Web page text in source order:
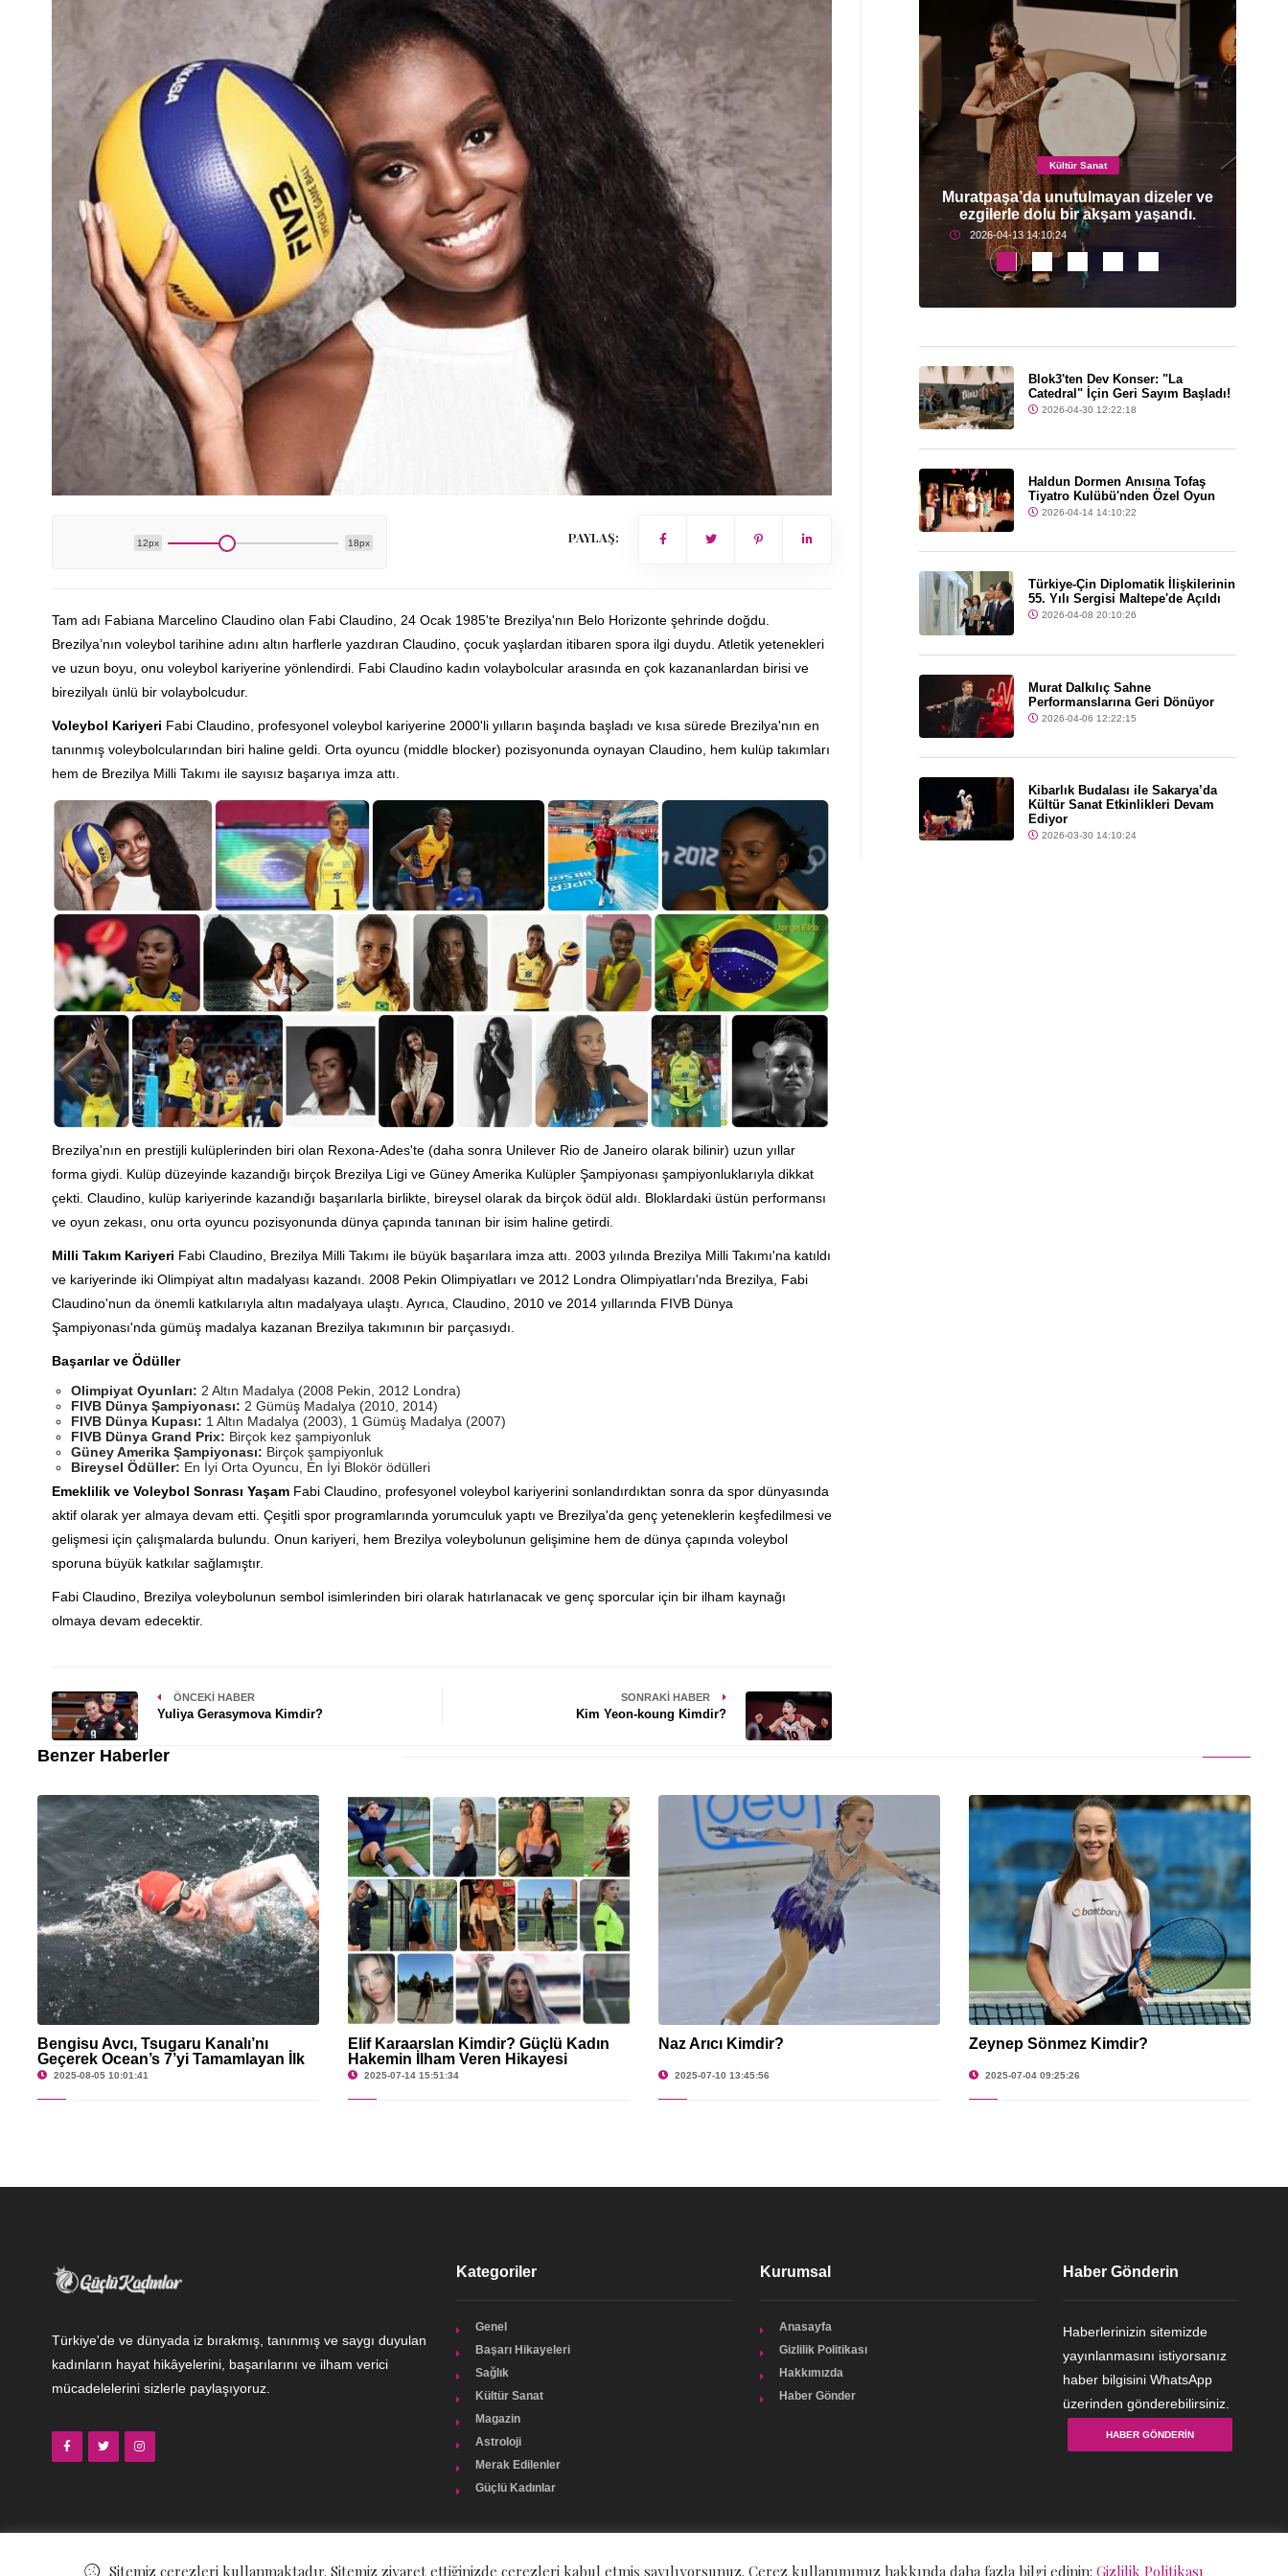
12px 18px PAYLAŞ:
Tam adı Fabiana Marcelino Claudino olan Fabi Claudino, 24 Ocak 1985'te Brezilya'nın Belo Horizonte şehrinde doğdu.
Brezilya’nın voleybol tarihine adını altın harflerle yazdıran Claudino, çocuk yaşlardan itibaren spora ilgi duydu. Atletik yetenekleri
ve uzun boyu, onu voleybol kariyerine yönlendirdi. Fabi Claudino kadın volaybolcular arasında en çok kazananlardan birisi ve
birezilyalı ünlü bir volaybolcudur.
Voleybol Kariyeri Fabi Claudino, profesyonel voleybol kariyerine 2000'li yılların başında başladı ve kısa sürede Brezilya'nın en
tanınmış voleybolcularından biri haline geldi. Orta oyuncu (middle blocker) pozisyonunda oynayan Claudino, hem kulüp takımları
hem de Brezilya Milli Takımı ile sayısız başarıya imza attı.
Brezilya'nın en prestijli kulüplerinden biri olan Rexona-Ades'te (daha sonra Unilever Rio de Janeiro olarak bilinir) uzun yıllar
forma giydi. Kulüp düzeyinde kazandığı birçok Brezilya Ligi ve Güney Amerika Kulüpler Şampiyonası şampiyonluklarıyla dikkat
çekti. Claudino, kulüp kariyerinde kazandığı başarılarla birlikte, bireysel olarak da birçok ödül aldı. Bloklardaki üstün performansı
ve oyun zekası, onu orta oyuncu pozisyonunda dünya çapında tanınan bir isim haline getirdi.
Milli Takım Kariyeri Fabi Claudino, Brezilya Milli Takımı ile büyük başarılara imza attı. 2003 yılında Brezilya Milli Takımı'na katıldı
ve kariyerinde iki Olimpiyat altın madalyası kazandı. 2008 Pekin Olimpiyatları ve 2012 Londra Olimpiyatları'nda Brezilya, Fabi
Claudino'nun da önemli katkılarıyla altın madalyaya ulaştı. Ayrıca, Claudino, 2010 ve 2014 yıllarında FIVB Dünya
Şampiyonası'nda gümüş madalya kazanan Brezilya takımının bir parçasıydı.
Başarılar ve Ödüller
Olimpiyat Oyunları: 2 Altın Madalya (2008 Pekin, 2012 Londra)
FIVB Dünya Şampiyonası: 2 Gümüş Madalya (2010, 2014)
FIVB Dünya Kupası: 1 Altın Madalya (2003), 1 Gümüş Madalya (2007)
FIVB Dünya Grand Prix: Birçok kez şampiyonluk
Güney Amerika Şampiyonası: Birçok şampiyonluk
Bireysel Ödüller: En İyi Orta Oyuncu, En İyi Blokör ödülleri
Emeklilik ve Voleybol Sonrası YaşamFabi Claudino, profesyonel voleybol kariyerini sonlandırdıktan sonra da spor dünyasında
aktif olarak yer almaya devam etti. Çeşitli spor programlarında yorumculuk yaptı ve Brezilya'da genç yeteneklerin keşfedilmesi ve
gelişmesi için çalışmalarda bulundu. Onun kariyeri, hem Brezilya voleybolunun gelişimine hem de dünya çapında voleybol
sporuna büyük katkılar sağlamıştır.
Fabi Claudino, Brezilya voleybolunun sembol isimlerinden biri olarak hatırlanacak ve genç sporcular için bir ilham kaynağı
olmaya devam edecektir.
ÖNCEKI HABER
Yuliya Gerasymova Kimdir?
SONRAKI HABER
Kim Yeon-koung Kimdir?
Kültür Sanat
Ramazan Kültür Sanat Takvimi
Söyleşisiyle Devam Ediyor
2026-03-09 14:10:20
Kültür Sanat
Muratpaşa’da unutulmayan dizeler ve
ezgilerle dolu bir akşam yaşandı.
2026-04-13 14:10:24
Blok3'ten Dev Konser: "La
Catedral" İçin Geri Sayım Başladı!
2026-04-30 12:22:18
Haldun Dormen Anısına Tofaş
Tiyatro Kulübü'nden Özel Oyun
2026-04-14 14:10:22
Türkiye-Çin Diplomatik İlişkilerinin
55. Yılı Sergisi Maltepe'de Açıldı
2026-04-08 20:10:26
Murat Dalkılıç Sahne
Performanslarına Geri Dönüyor
2026-04-06 12:22:15
Kibarlık Budalası ile Sakarya’da
Kültür Sanat Etkinlikleri Devam
Ediyor
2026-03-30 14:10:24
Benzer Haberler
Bengisu Avcı, Tsugaru Kanalı’nı
Geçerek Ocean’s 7’yi Tamamlayan İlk
Türk Oldu
2025-08-05 10:01:41
Elif Karaarslan Kimdir? Güçlü Kadın
Hakemin İlham Veren Hikayesi
2025-07-14 15:51:34
Naz Arıcı Kimdir?
2025-07-10 13:45:56
Zeynep Sönmez Kimdir?
2025-07-04 09:25:26
Türkiye'de ve dünyada iz bırakmış, tanınmış ve saygı duyulan
kadınların hayat hikâyelerini, başarılarını ve ilham verici
mücadelelerini sizlerle paylaşıyoruz.
Kategoriler
Genel
Başarı Hikayeleri
Sağlık
Kültür Sanat
Magazin
Astroloji
Merak Edilenler
Güçlü Kadınlar
Kurumsal
Anasayfa
Gizlilik Politikası
Hakkımızda
Haber Gönder
Haber Gönderin
Haberlerinizin sitemizde
yayınlanmasını istiyorsanız
haber bilgisini WhatsApp
üzerinden gönderebilirsiniz.
HABER GÖNDERIN
Sitemiz çerezleri kullanmaktadır. Sitemiz ziyaret ettiğinizde çerezleri kabul etmiş sayılıyorsunuz. Çerez kullanımımız hakkında daha fazla bilgi edinin: Gizlilik Politikası